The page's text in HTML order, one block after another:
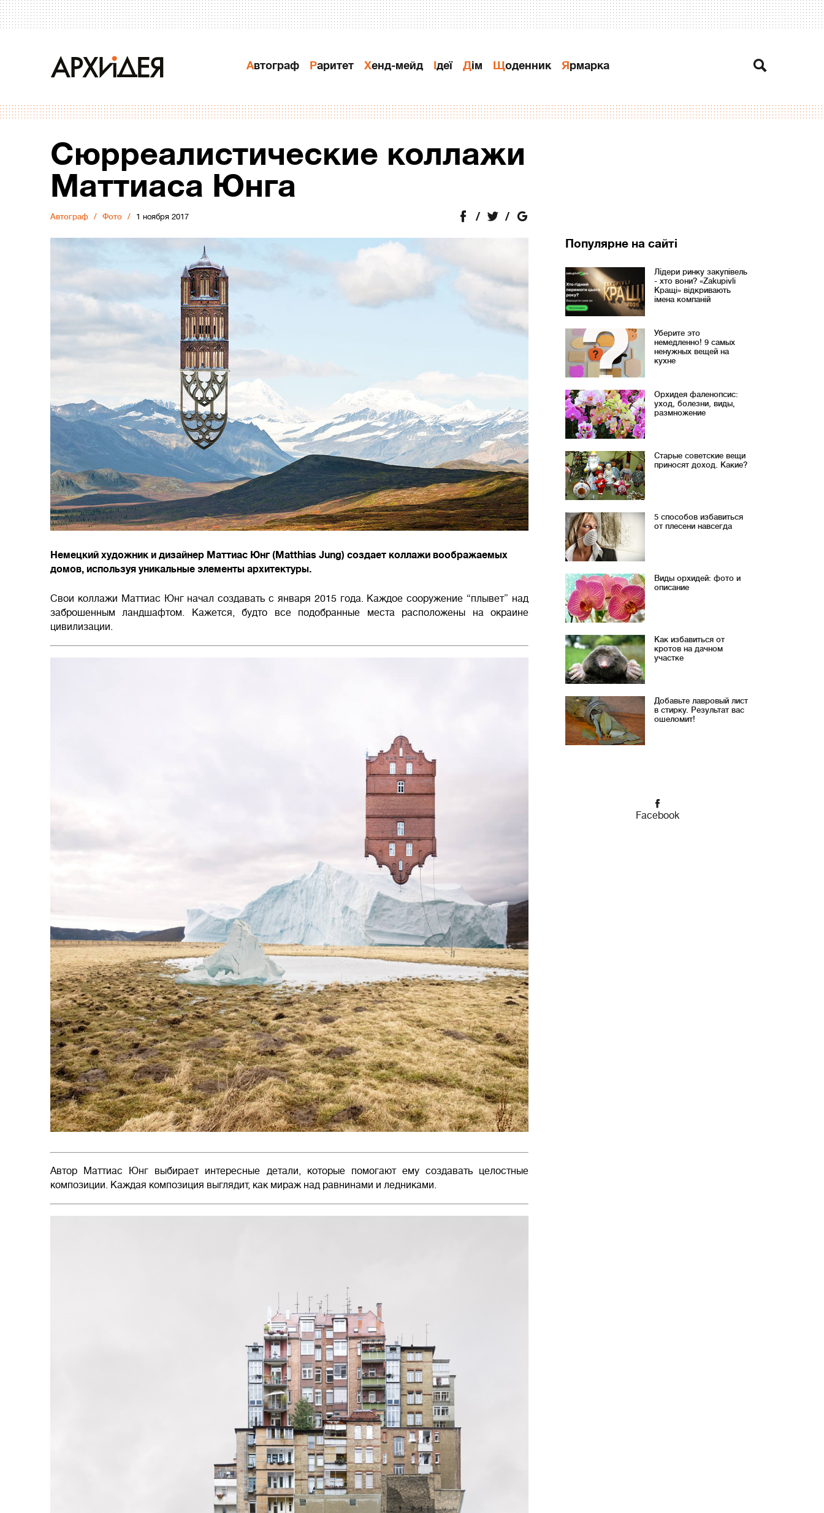
Автограф Раритет Хенд-мейд Ідеї Дiм Щоденник Ярмарка
Сюрреалистические коллажи
Маттиаса Юнга
Автограф Фото 1 ноября 2017
Немецкий художник и дизайнер Маттиас Юнг (Matthias Jung) создает коллажи воображаемых
домов, используя уникальные элементы архитектуры.
Свои коллажи Маттиас Юнг начал создавать с января 2015 года. Каждое сооружение “плывет” над
заброшенным ландшафтом. Кажется, будто все подобранные места расположены на окраине
цивилизации.
Автор Маттиас Юнг выбирает интересные детали, которые помогают ему создавать целостные
композиции. Каждая композиция выглядит, как мираж над равнинами и ледниками.
Популярне на сайті
Лідери ринку закупівель
- хто вони? «Zakupivli
Кращі» відкривають
імена компаній
Уберите это
немедленно! 9 самых
ненужных вещей на
кухне
Орхидея фаленопсис:
уход, болезни, виды,
размножение
Старые советские вещи
приносят доход. Какие?
5 способов избавиться
от плесени навсегда
Виды орхидей: фото и
описание
Как избавиться от
кротов на дачном
участке
Добавьте лавровый лист
в стирку. Результат вас
ошеломит!
Facebook